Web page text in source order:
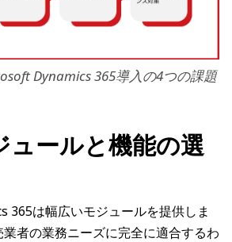
Dynamics 365導入の4つの課題
ュールと機能の選
365は幅広いモジュールを提供しま
者の業務ニーズに完全に適合するわ